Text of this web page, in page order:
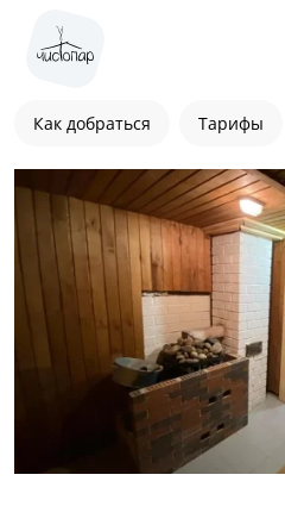
Как добраться Тарифы